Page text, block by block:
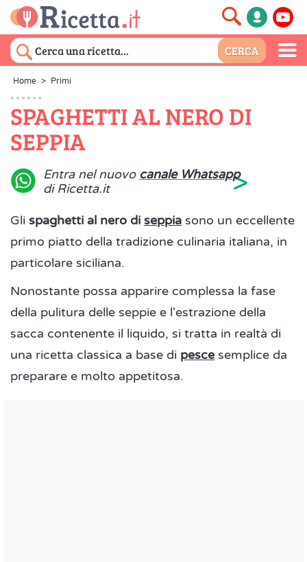
Home > Primi
SPAGHETTI AL NERO DI
SEPPIA
Entra nel nuovo canale Whatsapp
di Ricetta.it
>
Gli spaghetti al nero di seppia sono un eccellente
primo piatto della tradizione culinaria italiana, in
particolare siciliana.
Nonostante possa apparire complessa la fase
della pulitura delle seppie e l'estrazione della
sacca contenente il liquido, si tratta in realtà di
una ricetta classica a base di pescesemplice da
preparare e molto appetitosa.